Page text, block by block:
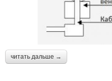
читать дальше →